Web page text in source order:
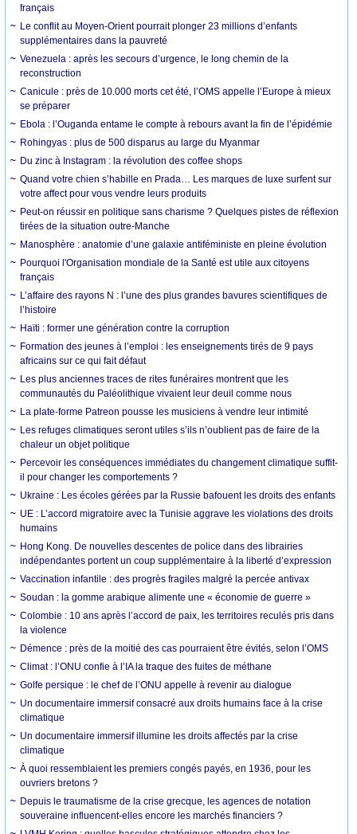
français
Le conflit au Moyen-Orient pourrait plonger 23 millions d’enfants
supplémentaires dans la pauvreté
Venezuela : après les secours d’urgence, le long chemin de la
reconstruction
Canicule : près de 10.000 morts cet été, l’OMS appelle l’Europe à mieux
se préparer
Ebola : l’Ouganda entame le compte à rebours avant la fin de l’épidémie
Rohingyas : plus de 500 disparus au large du Myanmar
Du zinc à Instagram : la révolution des coffee shops
Quand votre chien s’habille en Prada… Les marques de luxe surfent sur
votre affect pour vous vendre leurs produits
Peut-on réussir en politique sans charisme ? Quelques pistes de réflexion
tirées de la situation outre-Manche
Manosphère : anatomie d’une galaxie antiféministe en pleine évolution
Pourquoi l'Organisation mondiale de la Santé est utile aux citoyens
français
L’affaire des rayons N : l’une des plus grandes bavures scientifiques de
l’histoire
Haïti : former une génération contre la corruption
Formation des jeunes à l’emploi : les enseignements tirés de 9 pays
africains sur ce qui fait défaut
Les plus anciennes traces de rites funéraires montrent que les
communautés du Paléolithique vivaient leur deuil comme nous
La plate-forme Patreon pousse les musiciens à vendre leur intimité
Les refuges climatiques seront utiles s’ils n’oublient pas de faire de la
chaleur un objet politique
Percevoir les conséquences immédiates du changement climatique suffit-
il pour changer les comportements ?
Ukraine : Les écoles gérées par la Russie bafouent les droits des enfants
UE : L’accord migratoire avec la Tunisie aggrave les violations des droits
humains
Hong Kong. De nouvelles descentes de police dans des librairies
indépendantes portent un coup supplémentaire à la liberté d’expression
Vaccination infantile : des progrès fragiles malgré la percée antivax
Soudan : la gomme arabique alimente une « économie de guerre »
Colombie : 10 ans après l’accord de paix, les territoires reculés pris dans
la violence
Démence : près de la moitié des cas pourraient être évités, selon l’OMS
Climat : l’ONU confie à l’IA la traque des fuites de méthane
Golfe persique : le chef de l’ONU appelle à revenir au dialogue
Un documentaire immersif consacré aux droits humains face à la crise
climatique
Un documentaire immersif illumine les droits affectés par la crise
climatique
À quoi ressemblaient les premiers congés payés, en 1936, pour les
ouvriers bretons ?
Depuis le traumatisme de la crise grecque, les agences de notation
souveraine influencent-elles encore les marchés financiers ?